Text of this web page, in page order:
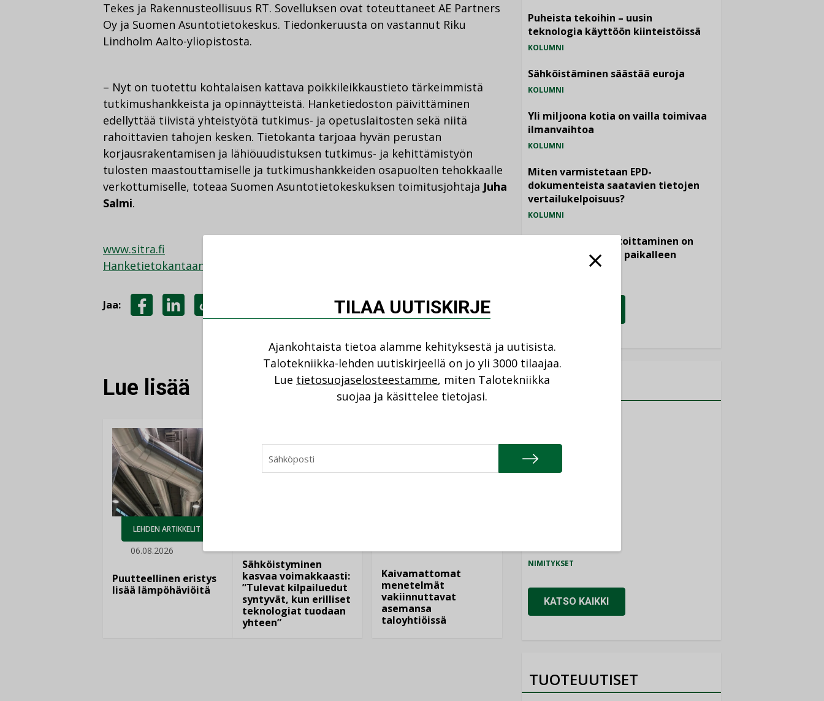
Tekes ja Rakennusteollisuus RT. Sovelluksen ovat toteuttaneet AE Partners
Oy ja Suomen Asuntotietokeskus. Tiedonkeruusta on vastannut Riku
Lindholm Aalto-yliopistosta.
– Nyt on tuotettu kohtalaisen kattava poikkileikkaustieto tärkeimmistä
tutkimushankkeista ja opinnäytteistä. Hanketiedoston päivittäminen
edellyttää tiivistä yhteistyötä tutkimus- ja opetuslaitosten sekä niitä
rahoittavien tahojen kesken. Tietokanta tarjoaa hyvän perustan
korjausrakentamisen ja lähiöuudistuksen tutkimus- ja kehittämistyön
tulosten maastouttamiselle ja tutkimushankkeiden osapuolten tehokkaalle
verkottumiselle, toteaa Suomen Asuntotietokeskuksen toimitusjohtaja Juha
Salmi.
www.sitra.fi
Hanketietokantaan
Jaa:
KOPIOI
Lue lisää Katso kaikki
LEHDEN ARTIKKELIT
06.08.2026
Puutteellinen eristys
lisää lämpöhäviöitä
Sähköistyminen
kasvaa voimakkaasti:
”Tulevat kilpailuedut
syntyvät, kun erilliset
teknologiat tuodaan
yhteen”
Kaivamattomat
menetelmät
vakiinnuttavat
asemansa
taloyhtiöissä
Puheista tekoihin – uusin
teknologia käyttöön kiinteistöissä
KOLUMNI
Sähköistäminen säästää euroja
KOLUMNI
Yli miljoona kotia on vailla toimivaa
ilmanvaihtoa
KOLUMNI
Miten varmistetaan EPD-
dokumenteista saatavien tietojen
vertailukelpoisuus?
KOLUMNI
Vesi- ja viemärimitoittaminen on
jämähtänyt ajassa paikalleen
NIMITYKSET
Refair
NIMITYKSET
KATSO KAIKKI
TUOTEUUTISET
TILAA UUTISKIRJE
Ajankohtaista tietoa alamme kehityksestä ja uutisista.
Talotekniikka-lehden uutiskirjeellä on jo yli 3000 tilaajaa.
Lue tietosuojaselosteestamme, miten Talotekniikka
suojaa ja käsittelee tietojasi.